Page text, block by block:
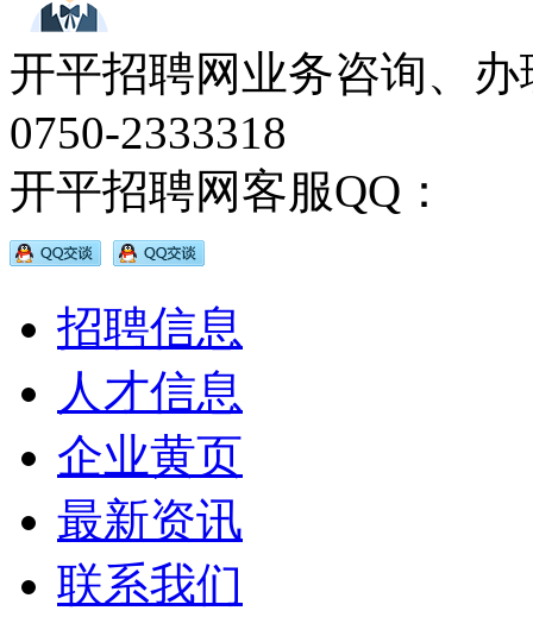
开平招聘网业务咨询、
0750-2333318
开平招聘网客服QQ：
招聘信息
人才信息
企业黄页
最新资讯
联系我们